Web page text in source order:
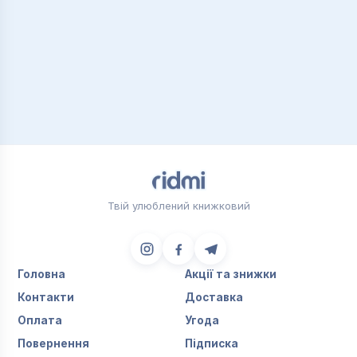
Твій улюблений книжковий
Головна
Акції та знижки
Контакти
Доставка
Оплата
Угода
Повернення
Підписка